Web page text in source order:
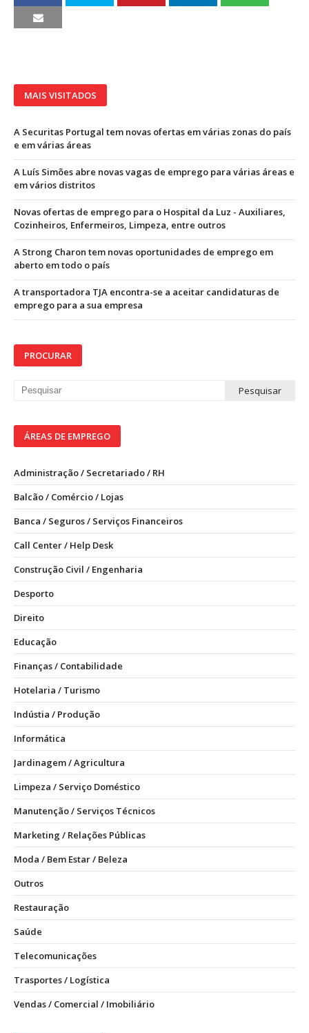
MAIS VISITADOS
A Securitas Portugal tem novas ofertas em várias zonas do país
e em várias áreas
A Luís Simões abre novas vagas de emprego para várias áreas e
em vários distritos
Novas ofertas de emprego para o Hospital da Luz - Auxiliares,
Cozinheiros, Enfermeiros, Limpeza, entre outros
A Strong Charon tem novas oportunidades de emprego em
aberto em todo o país
A transportadora TJA encontra-se a aceitar candidaturas de
emprego para a sua empresa
PROCURAR
ÁREAS DE EMPREGO
Administração / Secretariado / RH
Balcão / Comércio / Lojas
Banca / Seguros / Serviços Financeiros
Call Center / Help Desk
Construção Civil / Engenharia
Desporto
Direito
Educação
Finanças / Contabilidade
Hotelaria / Turismo
Indústia / Produção
Informática
Jardinagem / Agricultura
Limpeza / Serviço Doméstico
Manutenção / Serviços Técnicos
Marketing / Relações Públicas
Moda / Bem Estar / Beleza
Outros
Restauração
Saúde
Telecomunicações
Trasportes / Logística
Vendas / Comercial / Imobiliário